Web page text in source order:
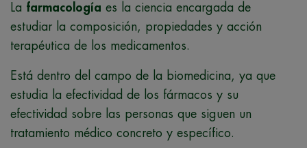
La farmacología es la ciencia encargada de
estudiar la composición, propiedades y acción
terapéutica de los medicamentos.
Está dentro del campo de la biomedicina, ya que
estudia la efectividad de los fármacos y su
efectividad sobre las personas que siguen un
tratamiento médico concreto y específico.